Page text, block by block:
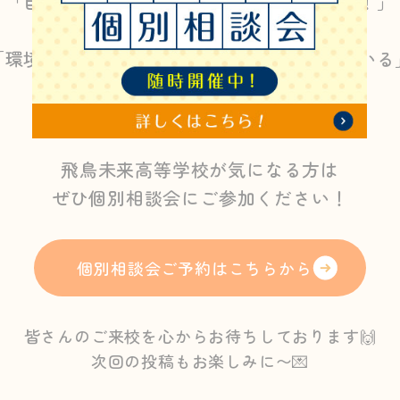
「学校生活以外の時間も充実させたい！」
境を変えるために、新しい学校を探している」
どんな理由でもOKです👌
飛鳥未来高等学校が気になる方は
ぜひ個別相談会にご参加ください！
個別相談会ご予約はこちらから
皆さんのご来校を心からお待ちしております🙌
次回の投稿もお楽しみに〜💌